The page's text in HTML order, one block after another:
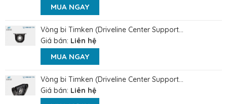
MUA NGAY
Vòng bi Timken (Driveline Center Support...
Giá bán: Liên hệ
MUA NGAY
Vòng bi Timken (Driveline Center Support...
Giá bán: Liên hệ